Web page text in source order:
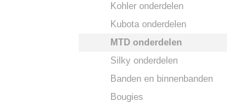
Kohler onderdelen
Kubota onderdelen
MTD onderdelen
Silky onderdelen
Banden en binnenbanden
Bougies